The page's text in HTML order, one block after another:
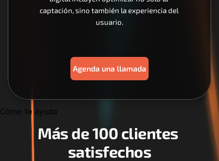
captación, sino también la experiencia del
usuario.
Agenda una llamada
Cómo te ayuda
Más de 100 clientes
satisfechos